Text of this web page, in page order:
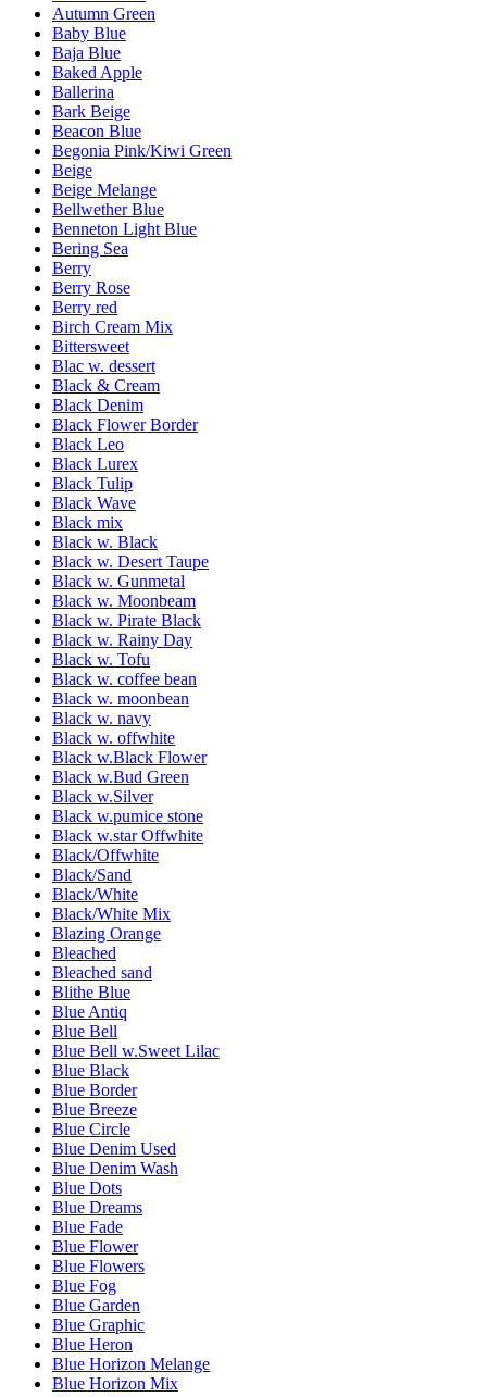
Autumn Green
Baby Blue
Baja Blue
Baked Apple
Ballerina
Bark Beige
Beacon Blue
Begonia Pink/Kiwi Green
Beige
Beige Melange
Bellwether Blue
Benneton Light Blue
Bering Sea
Berry
Berry Rose
Berry red
Birch Cream Mix
Bittersweet
Blac w. dessert
Black & Cream
Black Denim
Black Flower Border
Black Leo
Black Lurex
Black Tulip
Black Wave
Black mix
Black w. Black
Black w. Desert Taupe
Black w. Gunmetal
Black w. Moonbeam
Black w. Pirate Black
Black w. Rainy Day
Black w. Tofu
Black w. coffee bean
Black w. moonbean
Black w. navy
Black w. offwhite
Black w.Black Flower
Black w.Bud Green
Black w.Silver
Black w.pumice stone
Black w.star Offwhite
Black/Offwhite
Black/Sand
Black/White
Black/White Mix
Blazing Orange
Bleached
Bleached sand
Blithe Blue
Blue Antiq
Blue Bell
Blue Bell w.Sweet Lilac
Blue Black
Blue Border
Blue Breeze
Blue Circle
Blue Denim Used
Blue Denim Wash
Blue Dots
Blue Dreams
Blue Fade
Blue Flower
Blue Flowers
Blue Fog
Blue Garden
Blue Graphic
Blue Heron
Blue Horizon Melange
Blue Horizon Mix